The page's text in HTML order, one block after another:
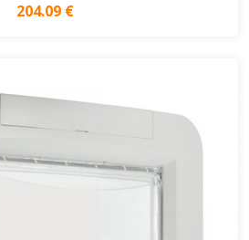
204.09 €